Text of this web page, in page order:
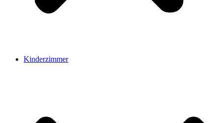
Kinderzimmer